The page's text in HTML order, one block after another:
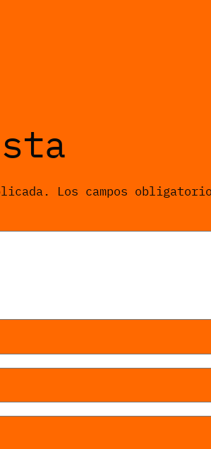
Los campos